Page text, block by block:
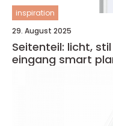
inspiration
29. August 2025
Seitenteil: licht,
eingang smart